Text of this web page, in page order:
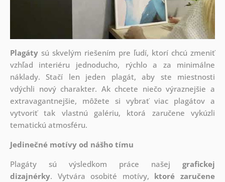
Plagátysú skvelým riešením pre ľudí, ktorí chcú zmeniť
vzhľad interiéru jednoducho, rýchlo a za minimálne
náklady. Stačí len jeden plagát, aby ste miestnosti
vdýchli nový charakter. Ak chcete niečo výraznejšie a
extravagantnejšie, môžete si vybrať viac plagátov a
vytvoriť tak vlastnú galériu, ktorá zaručene vykúzli
tematickú atmosféru.
Jedinečné motívy od nášho tímu
Plagáty sú výsledkom práce našejgrafickej
dizajnérky. Vytvára osobité motívy, ktoré zaručene